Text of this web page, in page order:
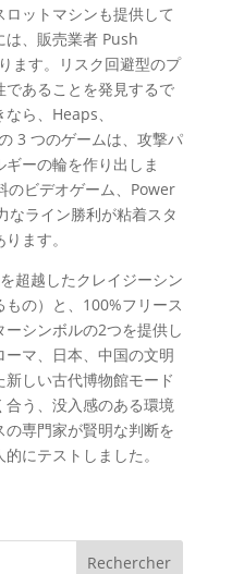
ットマシンも提供して
は、販売業者 Push
ます。リスク回避型のプ
であることを発見するで
ら、Heaps、
3 つのゲームは、攻撃パ
ーの輪を作り出しま
のビデオゲーム、Power
なライン勝利が粘着スタ
ます。
超越したクレイジーシン
の）と、100%フリース
シンボルの2つを提供し
マ、日本、中国の文明
しい古代博物館モード
う、没入感のある環境
専門家が賢明な判断を
にテストしました。
Rechercher